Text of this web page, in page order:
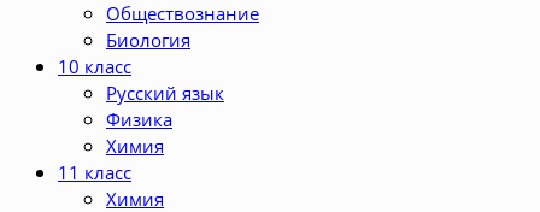
Обществознание
Биология
10 класс
Русский язык
Физика
Химия
11 класс
Химия